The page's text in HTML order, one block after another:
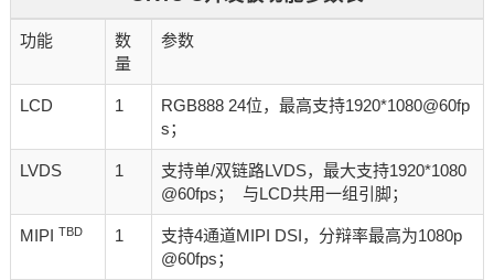
功能
数
量
参数
LCD 1
RGB888 24位，最高支持1920*1080@60fp
s；
LVDS 1
支持单/双链路LVDS，最大支持1920*1080
@60fps； 与LCD共用一组引脚；
MIPI TBD 1
支持4通道MIPI DSI，分辩率最高为1080p
@60fps；